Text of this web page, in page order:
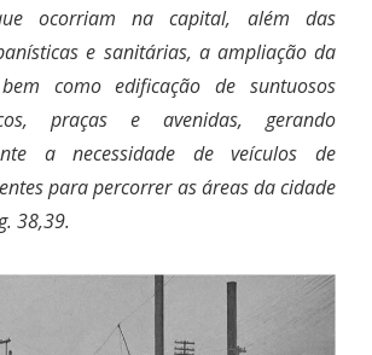
ocorriam na capital, além das
e sanitárias, a ampliação da
como edificação de suntuosos
praças e avenidas, gerando
a necessidade de veículos de
para percorrer as áreas da cidade
38,39.